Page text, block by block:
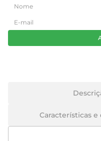
Características